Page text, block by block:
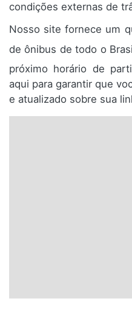
condições externas de
Nosso site fornece um
de ônibus de todo o
próximo horário de
aqui para garantir que
e atualizado sobre sua